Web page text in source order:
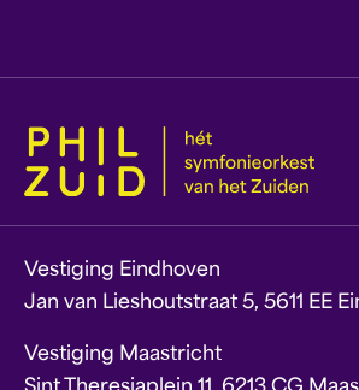
Vestiging Eindhoven
Jan van Lieshoutstraat 5, 5611 EE
Vestiging Maastricht